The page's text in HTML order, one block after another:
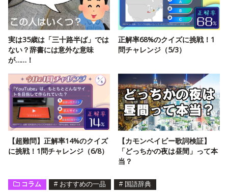
実は35歳は「三十路半ば」では
ない？辞書には意外な意味
が……！
正解率68%のクイズに挑戦！1
問チャレンジ（5/3）
【超難問】正解率14%のクイズ
に挑戦！1問チャレンジ（6/8）
【カモンベイビー歌詞検証】
「どっちかの夜は昼間」って本
当？
コラム # おすすめの一品 # 国語辞典